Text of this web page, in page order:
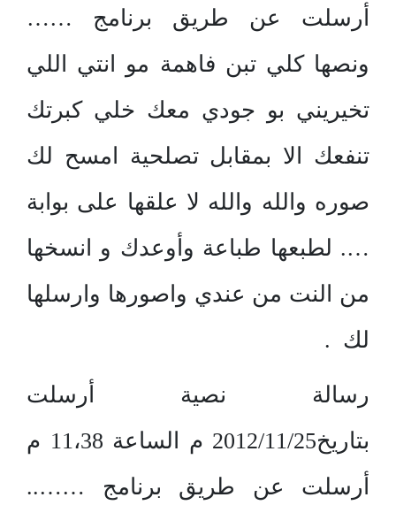
أرسلت عن طريق برنامج ……
ونصها كلي تبن فاهمة مو انتي اللي
تخيريني بو جودي معك خلي كبرتك
تنفعك الا بمقابل تصلحية امسح لك
صوره والله والله لا علقها على بوابة
…. لطبعها طباعة وأوعدك و انسخها
من النت من عندي واصورها وارسلها
لك .
رسالة نصية أرسلت
بتاريخ2012/11/25 م الساعة 11،38 م
أرسلت عن طريق برنامج ……..